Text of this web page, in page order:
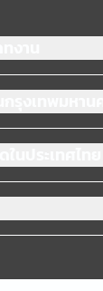
าน
รุงเทพมหานคร
ประเทศไทย